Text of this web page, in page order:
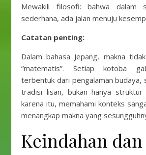
Mewakili filosofi: bahwa dalam
sederhana, ada jalan menuju
Catatan penting:
Dalam bahasa Jepang, makna
“matematis”. Setiap kotoba
terbentuk dari pengalaman budaya,
tradisi lisan, bukan hanya struktur
karena itu, memahami konteks
menangkap makna yang
Keindahan dan